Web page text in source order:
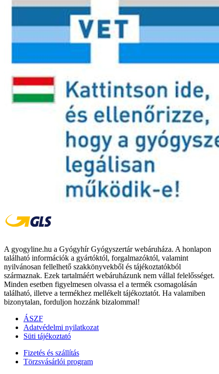
A gyogyline.hu a Gyógyhír Gyógyszertár webáruháza. A honlapon
található információk a gyártóktól, forgalmazóktól, valamint
nyilvánosan fellelhető szakkönyvekből és tájékoztatókból
származnak. Ezek tartalmáért webáruházunk nem vállal felelősséget.
Minden esetben figyelmesen olvassa el a termék csomagolásán
található, illetve a termékhez mellékelt tájékoztatót. Ha valamiben
bizonytalan, forduljon hozzánk bizalommal!
ÁSZF
Adatvédelmi nyilatkozat
Süti tájékoztató
Fizetés és szállítás
Törzsvásárlói program